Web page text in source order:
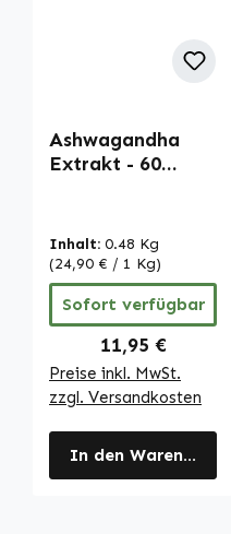
Ashwagandha
Extrakt - 60
Vitalstoffe
Inhalt: 0.48 Kg
(24,90 € / 1 Kg)
Sofort verfügbar
Regulärer Preis:
11,95 €
Preise inkl. MwSt.
zzgl. Versandkosten
In den Warenkorb